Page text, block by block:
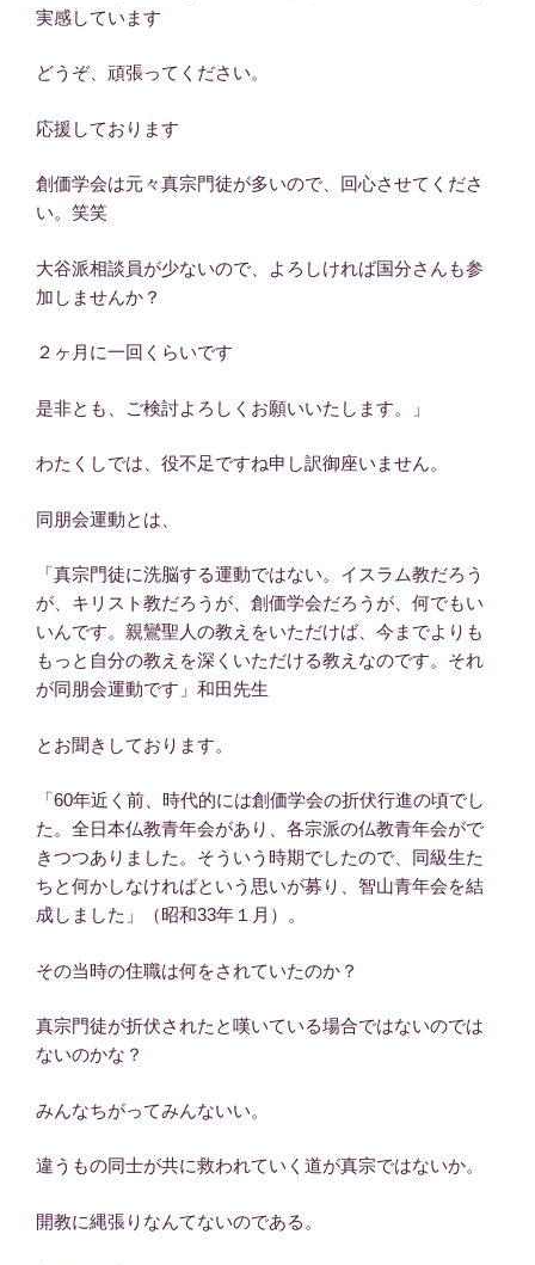
実感しています
どうぞ、頑張ってください。
応援しております
創価学会は元々真宗門徒が多いので、回心させてくださ
い。笑笑
大谷派相談員が少ないので、よろしければ国分さんも参
加しませんか？
２ヶ月に一回くらいです
是非とも、ご検討よろしくお願いいたします。」
わたくしでは、役不足ですね申し訳御座いません。
同朋会運動とは、
「真宗門徒に洗脳する運動ではない。イスラム教だろう
が、キリスト教だろうが、創価学会だろうが、何でもい
いんです。親鸞聖人の教えをいただけば、今までよりも
もっと自分の教えを深くいただける教えなのです。それ
が同朋会運動です」和田先生
とお聞きしております。
「60年近く前、時代的には創価学会の折伏行進の頃でし
た。全日本仏教青年会があり、各宗派の仏教青年会がで
きつつありました。そういう時期でしたので、同級生た
ちと何かしなければという思いが募り、智山青年会を結
成しました」（昭和33年１月）。
その当時の住職は何をされていたのか？
真宗門徒が折伏されたと嘆いている場合ではないのでは
ないのかな？
みんなちがってみんないい。
違うもの同士が共に救われていく道が真宗ではないか。
開教に縄張りなんてないのである。